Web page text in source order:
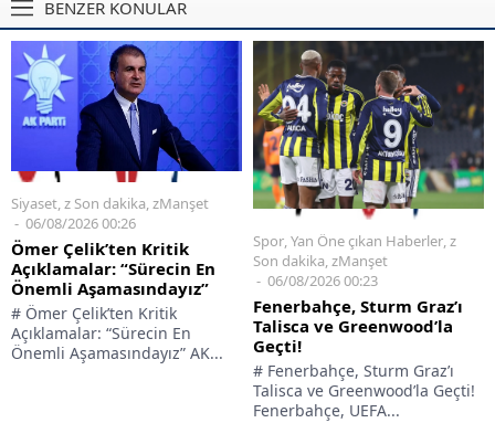
BENZER KONULAR
Siyaset,z Son dakika,zManşet
06/08/2026 00:26
Ömer Çelik’ten Kritik
Açıklamalar: “Sürecin En
Önemli Aşamasındayız”
# Ömer Çelik’ten Kritik
Açıklamalar: “Sürecin En
Önemli Aşamasındayız” AK...
Spor,Yan Öne çıkan Haberler,z
Son dakika,zManşet
06/08/2026 00:23
Fenerbahçe, Sturm Graz’ı
Talisca ve Greenwood’la
Geçti!
# Fenerbahçe, Sturm Graz’ı
Talisca ve Greenwood’la Geçti!
Fenerbahçe, UEFA...